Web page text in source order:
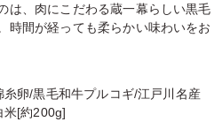
は、肉にこだわる蔵一幕らしい黒毛
時間が経っても柔らかい味わいをお
卵/黒毛和牛プルコギ/江戸川名産
米[約200g]